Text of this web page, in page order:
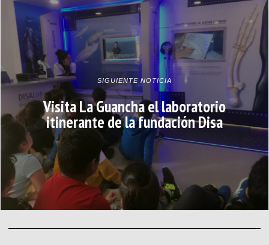
SIGUIENTE NOTICIA
Visita La Guancha el laboratorio
itinerante de la fundación Disa